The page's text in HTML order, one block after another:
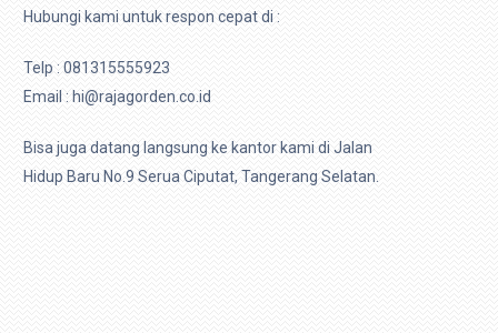
Hubungi kami untuk respon cepat di :
Telp : 081315555923
Email : hi@rajagorden.co.id
Bisa juga datang langsung ke kantor kami di Jalan
Hidup Baru No.9 Serua Ciputat, Tangerang Selatan.